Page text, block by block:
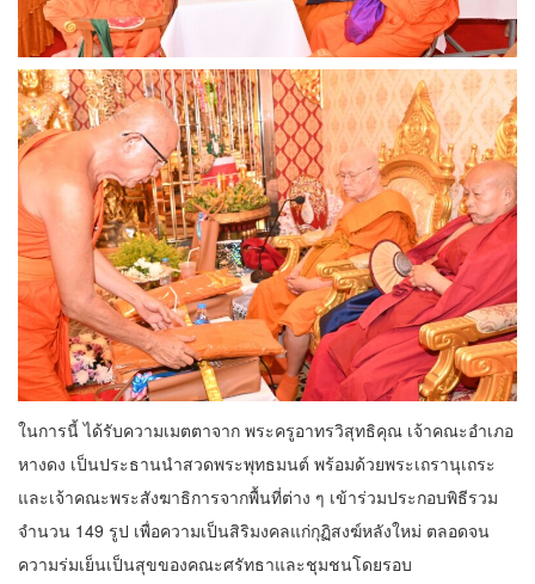
ในการนี้ ได้รับความเมตตาจาก พระครูอาทรวิสุทธิคุณ เจ้าคณะอำเภอ
หางดง เป็นประธานนำสวดพระพุทธมนต์ พร้อมด้วยพระเถรานุเถระ
และเจ้าคณะพระสังฆาธิการจากพื้นที่ต่าง ๆ เข้าร่วมประกอบพิธีรวม
จำนวน 149 รูป เพื่อความเป็นสิริมงคลแก่กุฏิสงฆ์หลังใหม่ ตลอดจน
ความร่มเย็นเป็นสุขของคณะศรัทธาและชุมชนโดยรอบ